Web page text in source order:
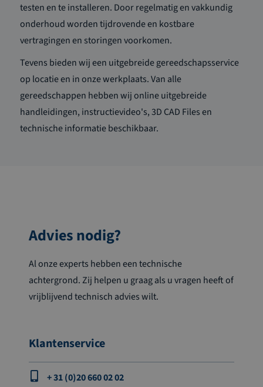
testen en te installeren. Door regelmatig en vakkundig
onderhoud worden tijdrovende en kostbare
vertragingen en storingen voorkomen.
Tevens bieden wij een uitgebreide gereedschapsservice
op locatie en in onze werkplaats. Van alle
gereedschappen hebben wij online uitgebreide
handleidingen, instructievideo's, 3D CAD Files en
technische informatie beschikbaar.
Advies nodig?
Al onze experts hebben een technische
achtergrond. Zij helpen u graag als u vragen heeft of
vrijblijvend technisch advies wilt.
Klantenservice
+ 31 (0)20 660 02 02